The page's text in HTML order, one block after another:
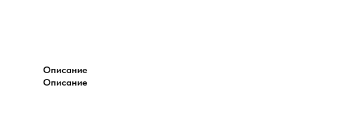
Описание
Описание